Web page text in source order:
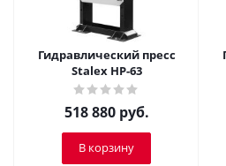
Гидравлический пресс
Stalex HP-63
518 880руб.
В корзину